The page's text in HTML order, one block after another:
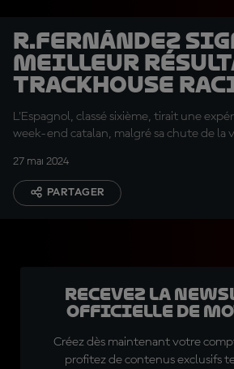
R.Fernández
meilleur
Trackhouse
MotoGP™
L'Espagnol, classé sixième, tirait une
week-end catalan, malgré sa chute de la
27 mai 2024
PARTAGER
Recevez la
officielle de
Créez dès maintenant votre
profitez de contenus exclusifs